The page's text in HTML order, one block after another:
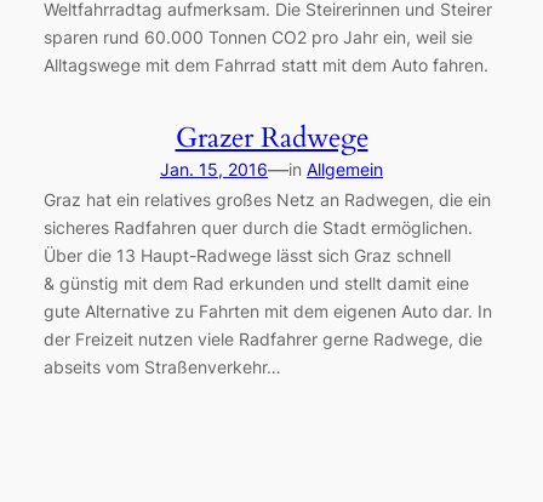
Weltfahrradtag aufmerksam. Die Steirerinnen und Steirer
sparen rund 60.000 Tonnen CO2 pro Jahr ein, weil sie
Alltagswege mit dem Fahrrad statt mit dem Auto fahren.
Grazer Radwege
Jan. 15, 2016—in Allgemein
Graz hat ein relatives großes Netz an Radwegen, die ein
sicheres Radfahren quer durch die Stadt ermöglichen.
Über die 13 Haupt-Radwege lässt sich Graz schnell
& günstig mit dem Rad erkunden und stellt damit eine
gute Alternative zu Fahrten mit dem eigenen Auto dar. In
der Freizeit nutzen viele Radfahrer gerne Radwege, die
abseits vom Straßenverkehr…